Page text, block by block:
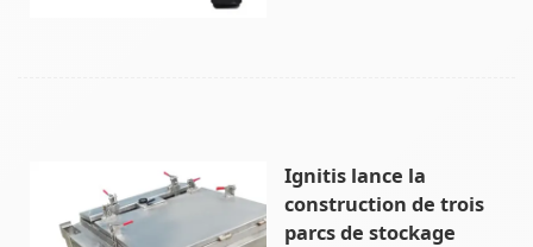
Ignitis lance la
construction de trois
parcs de stockage